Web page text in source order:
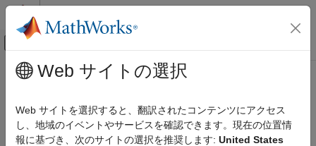
コンテンツへスキップ
オフキャンバス ナビゲーション メ
ドキュメンテーションのホーム
モデル化
設計データの管理
メインコンテンツ
Simulink.data.Dictionary
データ ディクショナリの設定
Web サイトの選択
Web サイトを選択すると、翻訳されたコンテンツにアクセス
し、地域のイベントやサービスを確認できます。現在の位置情
報に基づき、次のサイトの選択を推奨します: United States